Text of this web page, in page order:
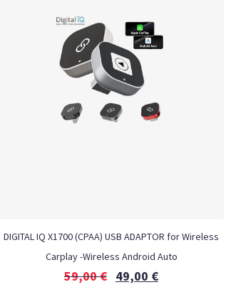
DIGITAL IQ X1700 (CPAA) USB ADAPTOR for Wireless
Carplay -Wireless Android Auto
59,00€ 49,00 €